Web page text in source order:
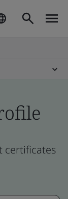
certificates